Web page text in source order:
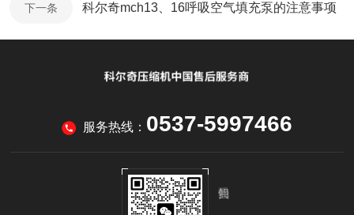
下一条 科尔奇mch13、16呼吸空气填充泵的注意事项
服务热线： 0537-5997466